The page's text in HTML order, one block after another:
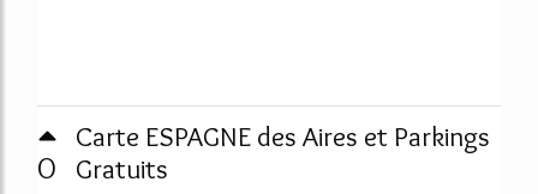
0
Carte ESPAGNE des Aires et Parkings
Gratuits